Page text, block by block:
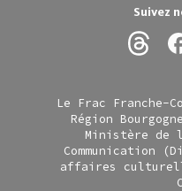
Suivez
Le Frac Franche-
Région
Ministère de
Communication
affaires